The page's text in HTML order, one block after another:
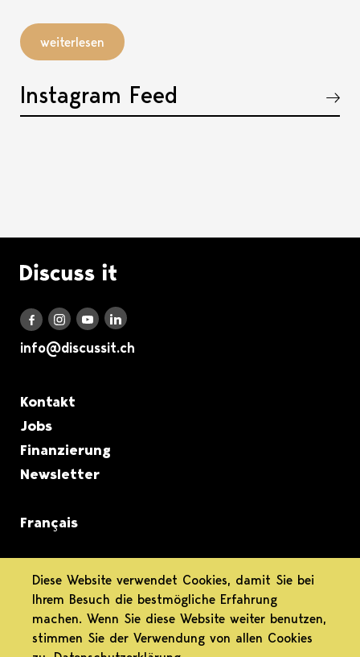
weiterlesen
Instagram Feed
Akkordeon öffnen, bzw. schliessen
Logo Discuss it
Discuss it auf Facebook
Discuss it auf Instagram
Discuss it auf Youtube
Discuss it auf LinkedIn
info@discussit.ch
Metanavigation
Kontakt
Jobs
Finanzierung
Newsletter
Français
informiert.
differenziert.
Diese Website verwendet Cookies, damit Sie bei
Ihrem Besuch die bestmögliche Erfahrung
machen. Wenn Sie diese Website weiter benutzen,
stimmen Sie der Verwendung von allen Cookies